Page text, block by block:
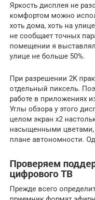
Яркость дисплея не
комфортом можно
хоть дома, хоть на
не сообщает точных
помещении я
улице не больше 50%.
При разрешении 2K
отдельный пиксель.
работе в приложениях
Углы обзора у этого
целом экран x2
насыщенными цветами,
плане автономности.
Проверяем
цифрового ТВ
Прежде всего